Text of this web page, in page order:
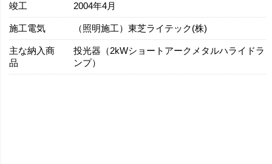
竣工 2004年4月
施工電気 （照明施工）東芝ライテック(株)
主な納入商
品
投光器（2kWショートアークメタルハライドラ
ンプ）